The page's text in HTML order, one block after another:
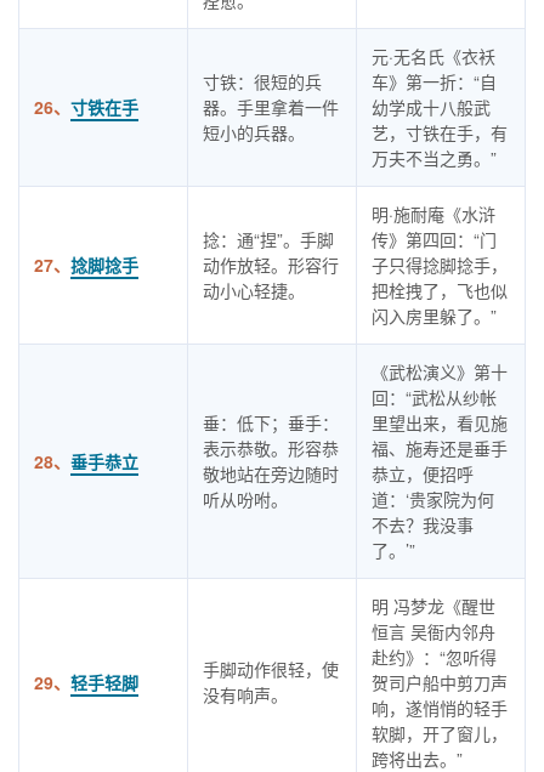
26、 寸铁在手
寸铁：很短的兵
器。手里拿着一件
短小的兵器。
元·无名氏《衣袄
车》第一折：“自
幼学成十八般武
艺，寸铁在手，有
万夫不当之勇。”
27、 捻脚捻手
捻：通“捏”。手脚
动作放轻。形容行
动小心轻捷。
明·施耐庵《水浒
传》第四回：“门
子只得捻脚捻手，
把栓拽了，飞也似
闪入房里躲了。”
28、 垂手恭立
垂：低下；垂手：
表示恭敬。形容恭
敬地站在旁边随时
听从吩咐。
《武松演义》第十
回：“武松从纱帐
里望出来，看见施
福、施寿还是垂手
恭立，便招呼
道：‘贵家院为何
不去？我没事
了。’”
29、 轻手轻脚
手脚动作很轻，使
没有响声。
明 冯梦龙《醒世
恒言 吴衙内邻舟
赴约》：“忽听得
贺司户船中剪刀声
响，遂悄悄的轻手
软脚，开了窗儿，
跨将出去。”